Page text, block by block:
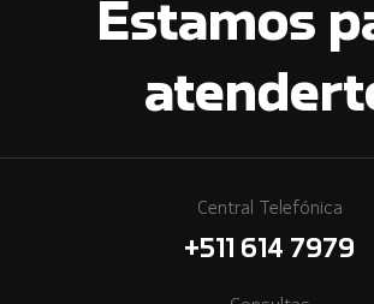
Estamos
Central Telefónica
+511 614 7979